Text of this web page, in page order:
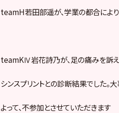
teamH若田部遥が、学業の都合によ
teamKⅣ岩花詩乃が、足の痛みを訴え
シンスプリントとの診断結果でした。
よって、不参加とさせていただきます